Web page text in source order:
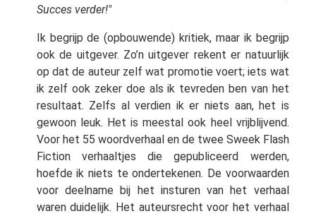
Succes verder!"
Ik begrijp de (opbouwende) kritiek, maar ik begrijp
ook de uitgever. Zo’n uitgever rekent er natuurlijk
op dat de auteur zelf wat promotie voert; iets wat
ik zelf ook zeker doe als ik tevreden ben van het
resultaat. Zelfs al verdien ik er niets aan, het is
gewoon leuk. Het is meestal ook heel vrijblijvend.
Voor het 55 woordverhaal en de twee Sweek Flash
Fiction verhaaltjes die gepubliceerd werden,
hoefde ik niets te ondertekenen. De voorwaarden
voor deelname bij het insturen van het verhaal
waren duidelijk. Het auteursrecht voor het verhaal